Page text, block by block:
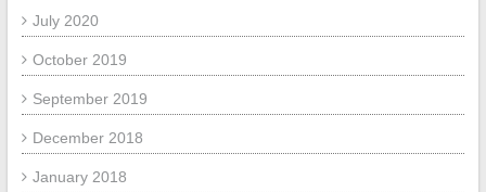
July 2020
October 2019
September 2019
December 2018
January 2018